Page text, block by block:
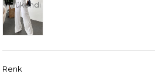
Tükendi
Renk